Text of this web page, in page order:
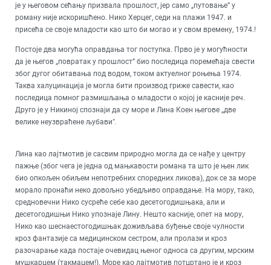
је у његовом сећању призвала прошлост, јер само „путовање” у
роману није искоришћено. Нико Херцег, седи на плажи 1947. и
присећа се своје младости као што би могао и у свом времену, 1974.!
Постоје два могућа оправдања тог поступка. Прво је у могућности
да је његов „повратак у прошлост” био последица поремећаја свести
због дугог обитавања под водом, током актуелног роњења 1974.
Таква халуцинација је могла бити производ гриже савести, као
последица помног размишљања о младости о којој је касније реч.
Друго је у Никиној спознаји да су море и Лина Коен његове „две
велике неузвраћене љубави”.
Лина као лајтмотив је сасвим природно могла да се нађе у центру
пажње (због чега је једна од мањкавости романа та што је њен лик
био опкољен обиљем непотребних споредних ликова), док се за море
морало пронаћи неко довољно убедљиво оправдање. На мору, тако,
средновечни Нико сусреће себе као десетогодишњака, али и
десетогодишњи Нико упознаје Лину. Нешто касније, опет на мору,
Нико као шеснаестогодишњак доживљава буђење своје чулности
кроз фантазије са медицинском сестром, али пролази и кроз
разочарање када постаје очевидац њеног односа са другим, мрским
мушкарцем (такмацем!). Море као лајтмотив потцртано је и кроз